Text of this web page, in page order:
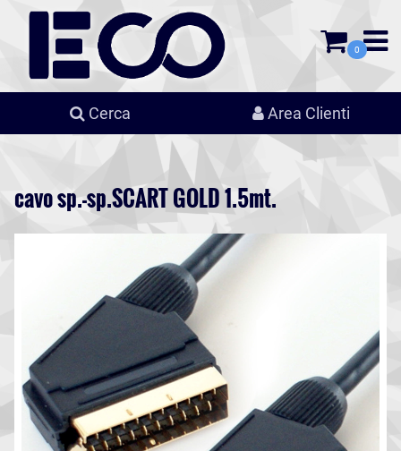
0
Cerca Area Clienti
cavo sp.-sp.SCART GOLD 1.5mt.